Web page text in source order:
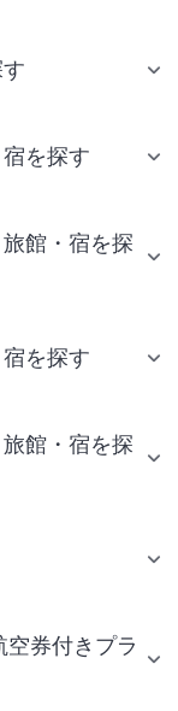
を探す
館・宿を探
を探す
館・宿を探
券付きプラ